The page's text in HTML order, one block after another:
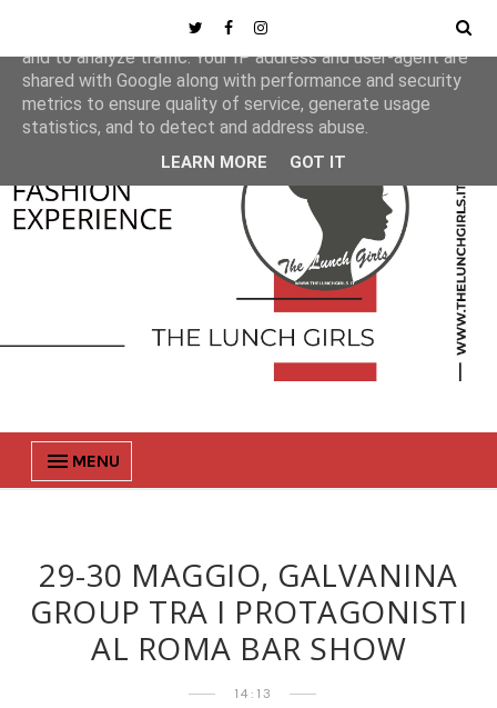
MENU
29-30 MAGGIO, GALVANINA
GROUP TRA I PROTAGONISTI
AL ROMA BAR SHOW
14:13
This site uses cookies from Google to deliver its services
and to analyze traffic. Your IP address and user-agent are
shared with Google along with performance and security
metrics to ensure quality of service, generate usage
statistics, and to detect and address abuse.
LEARN MORE GOT IT